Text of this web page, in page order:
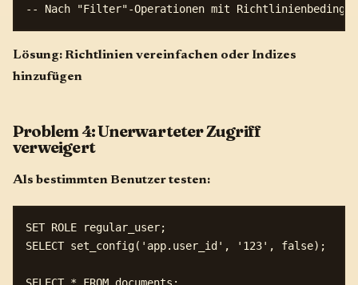
Lösung: Richtlinien vereinfachen oder Indizes
hinzufügen
Problem 4: Unerwarteter Zugriff
verweigert
Als bestimmten Benutzer testen:
SET ROLE regular_user;
SELECT set_config('app.user_id', '123', false);
SELECT * FROM documents;